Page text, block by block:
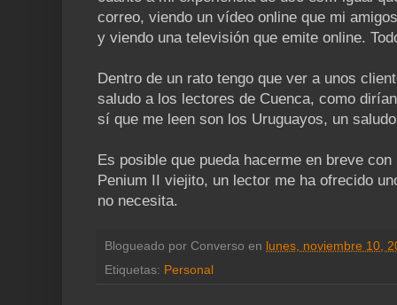
correo, viendo un vídeo online que mi
y viendo una televisión que emite online.
Dentro de un rato tengo que ver a unos
saludo a los lectores de Cuenca, como
sí que me leen son los Uruguayos, un
Es posible que pueda hacerme en breve
Penium II viejito, un lector me ha ofrecido
no necesita.
Blogueado por Converso en lunes, noviembre 10,
Etiquetas: Personal